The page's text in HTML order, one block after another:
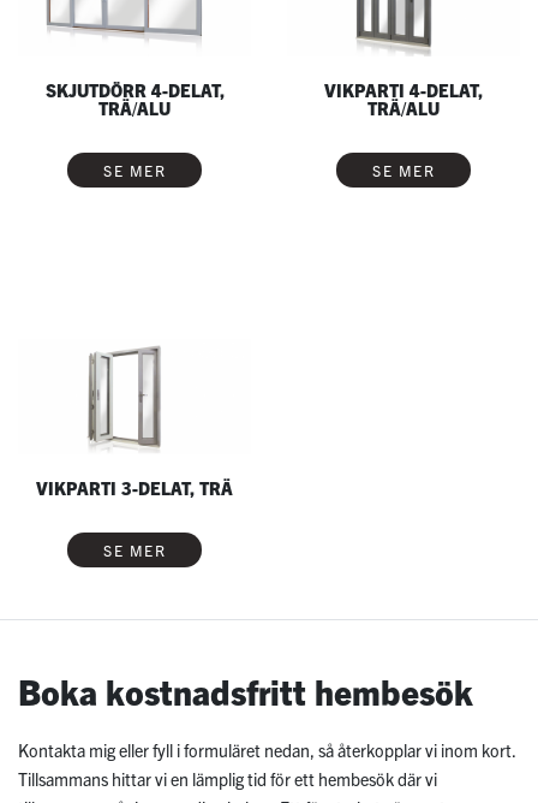
SKJUTDÖRR 4-DELAT,
TRÄ/ALU
SE MER
VIKPARTI 4-DELAT,
TRÄ/ALU
SE MER
VIKPARTI 3-DELAT, TRÄ
SE MER
Boka kostnadsfritt hembesök
Kontakta mig eller fyll i formuläret nedan, så återkopplar vi inom kort.
Tillsammans hittar vi en lämplig tid för ett hembesök där vi